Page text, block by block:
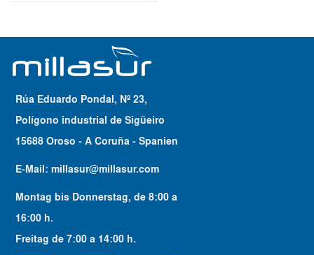
Rúa Eduardo Pondal, Nº 23,
Polígono industrial de Sigüeiro
15688 Oroso - A Coruña - Spanien
E-Mail:millasur@millasur.com
Montag bis Donnerstag, de8:00 a
16:00 h.
Freitag de7:00 a 14:00 h.